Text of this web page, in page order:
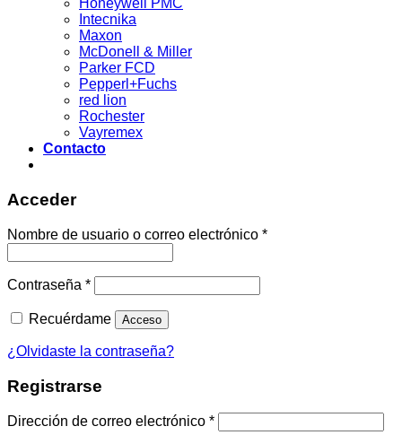
Honeywell PMC
Intecnika
Maxon
McDonell & Miller
Parker FCD
Pepperl+Fuchs
red lion
Rochester
Vayremex
Contacto
Acceder
Nombre de usuario o correo electrónico *
Contraseña *
Recuérdame Acceso
¿Olvidaste la contraseña?
Registrarse
Dirección de correo electrónico *